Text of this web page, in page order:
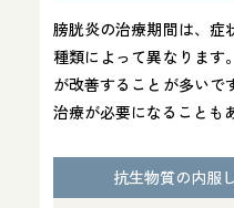
膀胱炎の治療期間は、症
種類によって異なります
が改善することが多いで
治療が必要になることも
抗生物質の内服